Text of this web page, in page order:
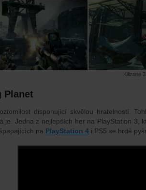
Killzone
Planet
disponující skvělou hratelností.
je. Jedna z nejlepších her na PlayStation 3,
na PlayStation 4 i PS5 se hrdě